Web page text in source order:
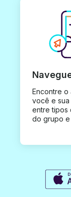
Encontre o
você e sua
entre tipos
do grupo e